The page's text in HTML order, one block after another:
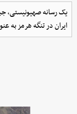
یک رسانه صهیونیستی،
ایران در تنگه هرمز به